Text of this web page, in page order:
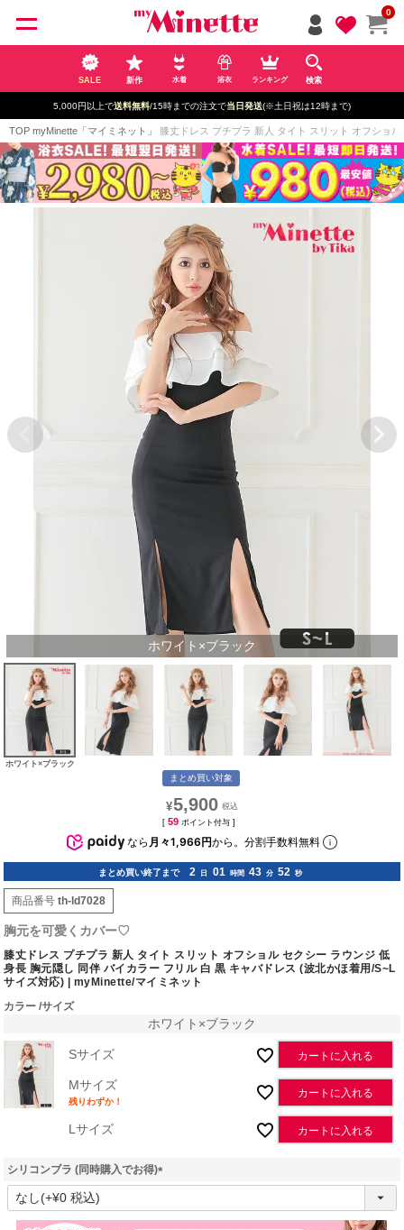
0
SALE 新作 水着 浴衣 ランキング 検索
5,000円以上で送料無料/15時までの注文で当日発送(※土日祝は12時まで)
TOP myMinette「マイミネット」 膝丈ドレス プチプラ 新人 タイト スリット オフショ
ホワイト×ブラック
ホワイト×ブラック
まとめ買い対象
¥5,900
[ 59 ポイント付与 ]
なら 月々1,966円から。分割手数料無料
まとめ買い終了まで 2 日 01 時間 43 分 51 秒
商品番号 th-ld7028
胸元を可愛くカバー♡
膝丈ドレス プチプラ 新人 タイト スリット オフショル セクシー ラウンジ 低
身長 胸元隠し 同伴 バイカラー フリル 白 黒 キャバドレス (波北かほ着用/S~L
サイズ対応) | myMinette/マイミネット
カラー サイズ
ホワイト×ブラック
Sサイズ カートに入れる
Mサイズ
残りわずか！
カートに入れる
Lサイズ カートに入れる
シリコンブラ (同時購入でお得)
(
須
ペー
ジト
ップ